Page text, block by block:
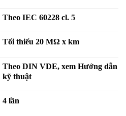
Theo IEC 60228 cl. 5
Tối thiểu 20 MΩ x km
Theo DIN VDE, xem Hướng dẫn
kỹ thuật
4 lần